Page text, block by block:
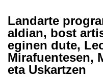
Landarte
aldian, bost
eginen dute,
Mirafuentesen,
eta Uskartzen